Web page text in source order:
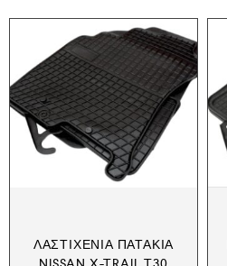
ΛΑΣΤΙΧΈΝΙΑ ΠΑΤΆΚΙΑ